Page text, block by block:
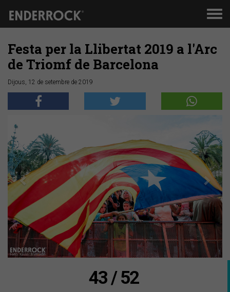
Festa per la Llibertat 2019 a l'Arc
de Triomf de Barcelona
Dijous, 12 de setembre de 2019
Anterior
43 / 52